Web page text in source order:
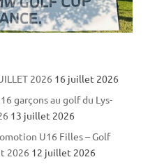
2026 16 juillet 2026
garçons au golf du Lys-
13 juillet 2026
U16 Filles – Golf
2026 12 juillet 2026